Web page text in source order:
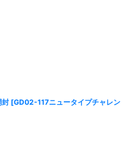
封 [GD02-117ニュータイプチャレン